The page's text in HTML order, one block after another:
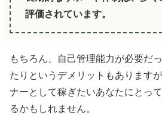
評価されています。
もちろん、自己管理能力が必要だ
たりというデメリットもあります
ナーとして稼ぎたいあなたにとっ
るかもしれません。